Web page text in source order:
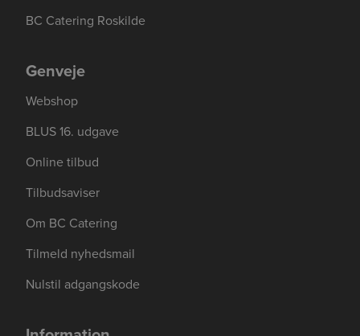
BC Catering Roskilde
Genveje
Webshop
BLUS 16. udgave
Online tilbud
Tilbudsaviser
Om BC Catering
Tilmeld nyhedsmail
Nulstil adgangskode